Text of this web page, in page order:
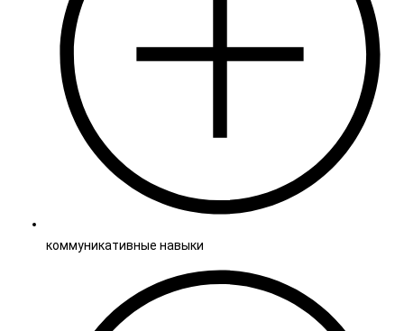
коммуникативные навыки